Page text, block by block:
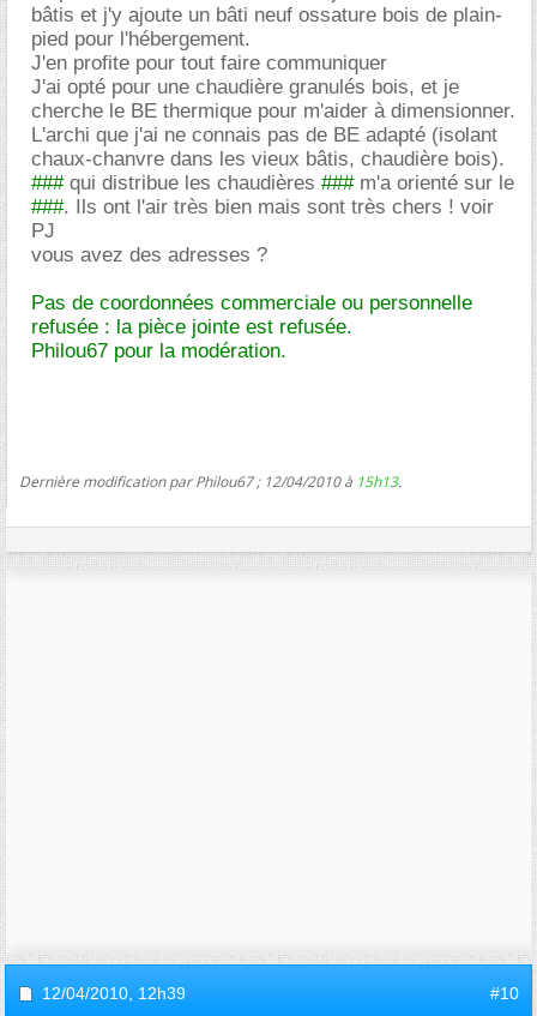
bâtis et j'y ajoute un bâti neuf ossature bois de plain-
pied pour l'hébergement.
J'en profite pour tout faire communiquer
J'ai opté pour une chaudière granulés bois, et je
cherche le BE thermique pour m'aider à dimensionner.
L'archi que j'ai ne connais pas de BE adapté (isolant
chaux-chanvre dans les vieux bâtis, chaudière bois).
###qui distribue les chaudières ###m'a orienté sur le
###. Ils ont l'air très bien mais sont très chers ! voir
PJ
vous avez des adresses ?
Pas de coordonnées commerciale ou personnelle
refusée : la pièce jointe est refusée.
Philou67 pour la modération.
Dernière modification par Philou67 ; 12/04/2010 à 15h13.
12/04/2010, 12h39 #10